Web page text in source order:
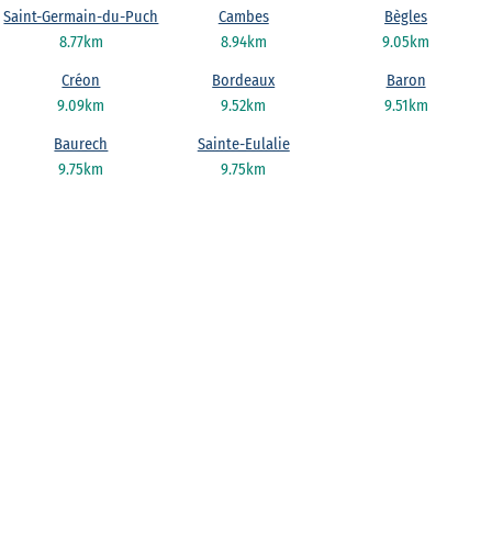
8.77km
Saint-Germain-du-Puch
8.94km
Cambes
9.05km
Bègles
9.09km
Créon
9.52km
Bordeaux
9.51km
Baron
9.75km
Baurech
9.75km
Sainte-Eulalie